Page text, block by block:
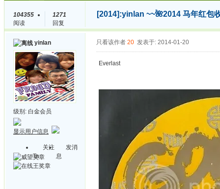
104355
阅读
1271
回复
[2014]:yinlan ~~🌺2014 马年红包
yinlan
级别: 白金会员
显示用户信息
关注
Ta
发消
息
只看该作者 20 发表于: 2014-01-20
Everlast